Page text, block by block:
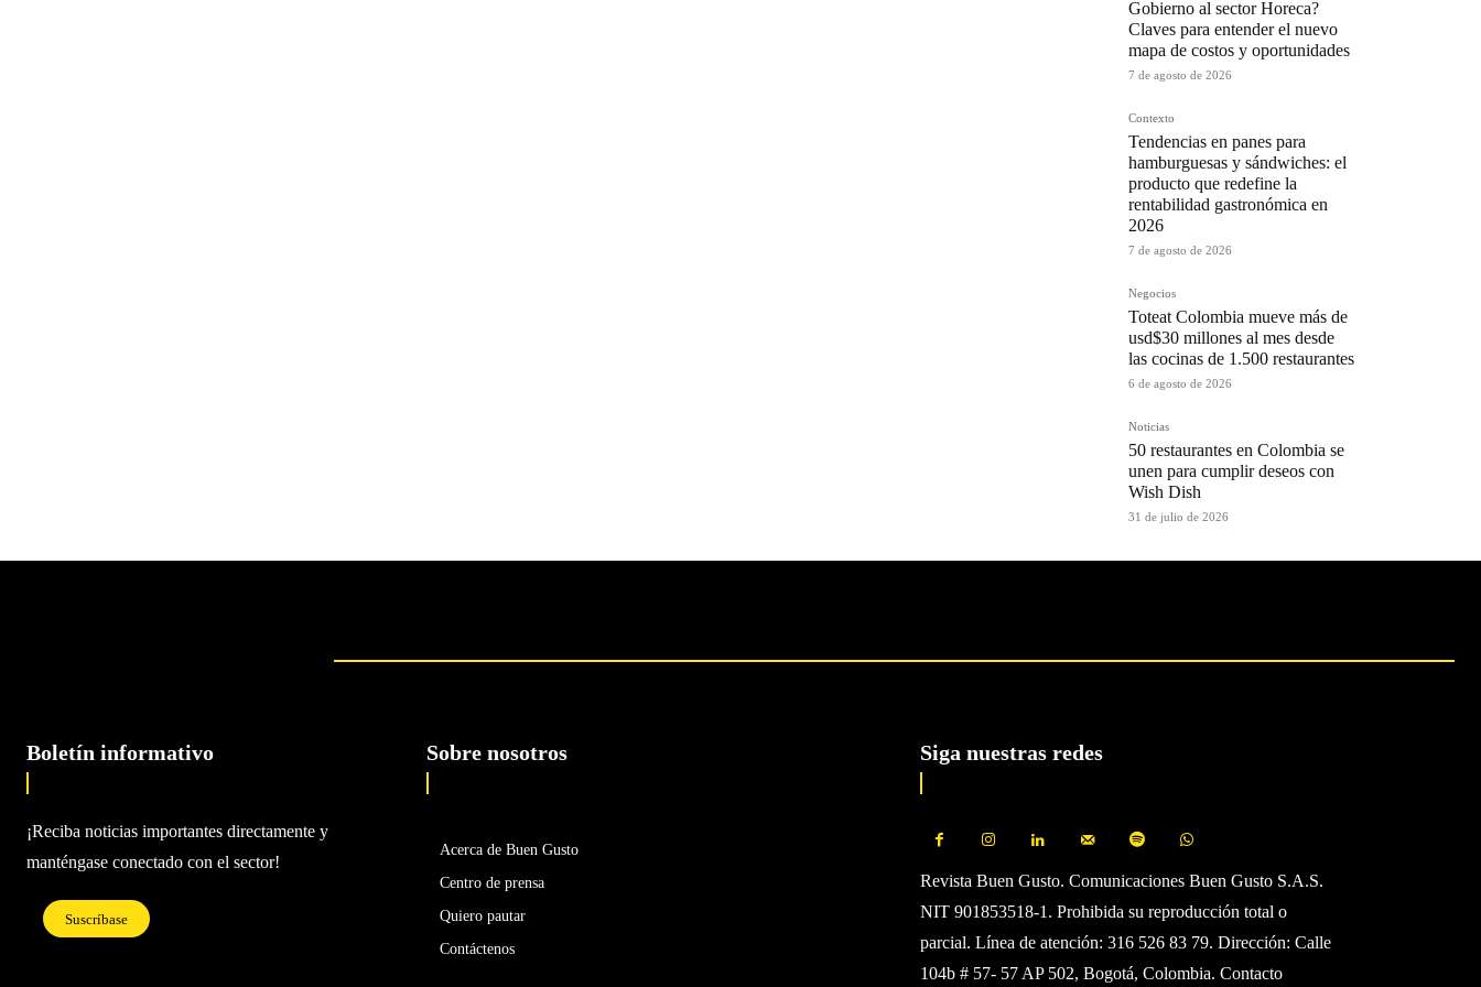
Gobierno al sector Horeca?
Claves para entender el nuevo
mapa de costos y oportunidades
7 de agosto de 2026
Contexto
Tendencias en panes para
hamburguesas y sándwiches: el
producto que redefine la
rentabilidad gastronómica en
2026
7 de agosto de 2026
Negocios
Toteat Colombia mueve más de
usd$30 millones al mes desde
las cocinas de 1.500 restaurantes
6 de agosto de 2026
Noticias
50 restaurantes en Colombia se
unen para cumplir deseos con
Wish Dish
31 de julio de 2026
Boletín informativo
¡Reciba noticias importantes directamente y
manténgase conectado con el sector!
Suscríbase
Sobre nosotros
Acerca de Buen Gusto
Centro de prensa
Quiero pautar
Contáctenos
Siga nuestras redes
Revista Buen Gusto. Comunicaciones Buen Gusto S.A.S.
NIT 901853518-1. Prohibida su reproducción total o
parcial. Línea de atención: 316 526 83 79. Dirección: Calle
104b # 57- 57 AP 502, Bogotá, Colombia. Contacto